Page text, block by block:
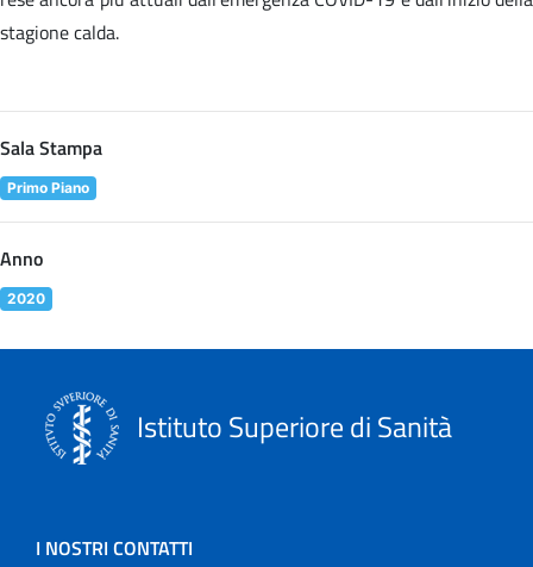
stagione calda.
Sala Stampa
Primo Piano
Anno
2020
Istituto Superiore di Sanità
I NOSTRI CONTATTI